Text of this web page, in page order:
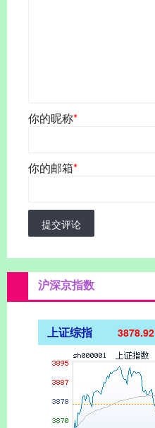
你的昵称*
你的邮箱*
提交评论
沪深京指数
上证综指 3878.92